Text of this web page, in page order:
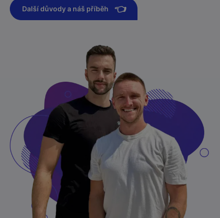
Další důvody a náš příběh 👈